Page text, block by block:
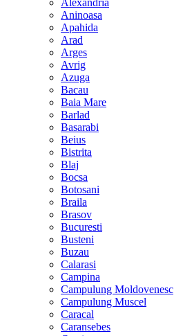
Alexandria
Aninoasa
Apahida
Arad
Arges
Avrig
Azuga
Bacau
Baia Mare
Barlad
Basarabi
Beius
Bistrita
Blaj
Bocsa
Botosani
Braila
Brasov
Bucuresti
Busteni
Buzau
Calarasi
Campina
Campulung Moldovenesc
Campulung Muscel
Caracal
Caransebes